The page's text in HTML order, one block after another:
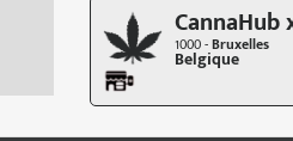
CannaHub
1000 -Bruxelles
Belgique